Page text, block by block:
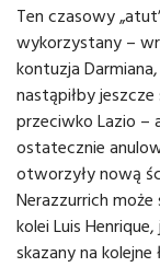
Ten czasowy
wykorzystany –
kontuzja
nastąpiłby
przeciwko Lazio –
ostatecznie
otworzyły nową
Nerazzurrich
kolei Luis
skazany na